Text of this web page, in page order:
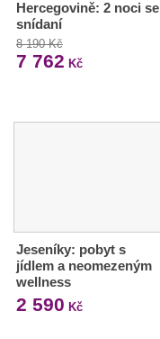
Hercegovině: 2 noci se
snídaní
8 190 Kč
7 762 Kč
Jeseníky: pobyt s
jídlem a neomezeným
wellness
2 590 Kč